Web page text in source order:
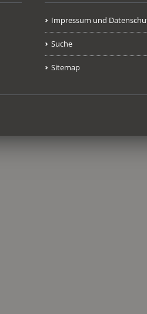
Impressum und
Suche
Sitemap